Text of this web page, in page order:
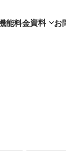
能料金資料 お